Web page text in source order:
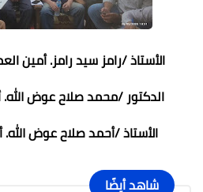
الأستاذ /رامز سيد رامز. أمين
الدكتور /محمد صلاح عوض الله.
الأستاذ /أحمد صلاح عوض الله.
شاهد أيضًا